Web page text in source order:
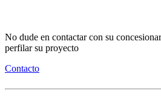
No dude en contactar con su
perfilar su proyecto
Contacto